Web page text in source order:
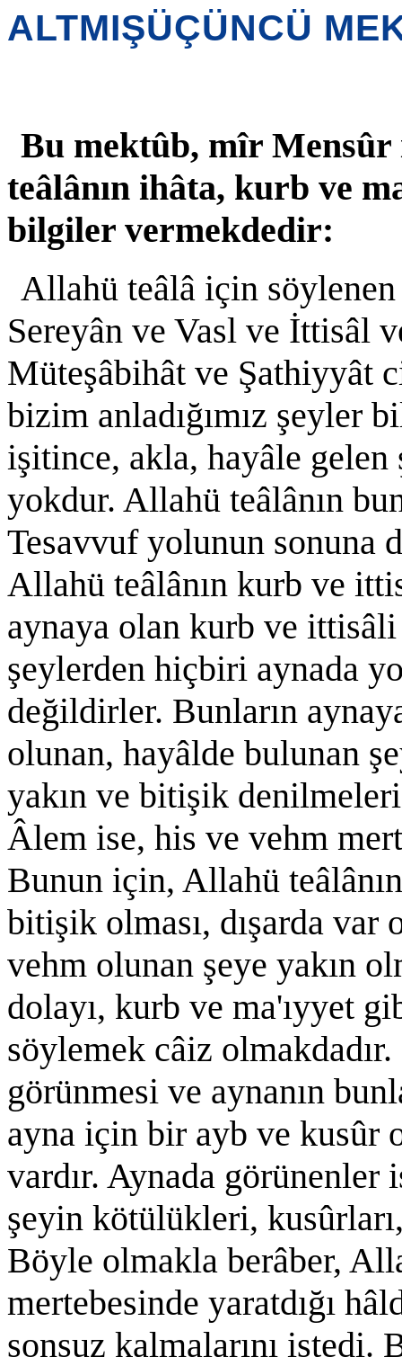
ALTMIŞÜÇÜNCÜ
Bu mektûb, mîr Mensûr
teâlânın ihâta, kurb ve
bilgiler vermekdedir:
Allahü teâlâ için
Sereyân ve Vasl ve İttisâl
Müteşâbihât ve Şathiyyât
bizim anladığımız şeyler
işitince, akla, hayâle
yokdur. Allahü teâlânın
Tesavvuf yolunun sonuna
Allahü teâlânın kurb ve
aynaya olan kurb ve
şeylerden hiçbiri aynada
değildirler. Bunların
olunan, hayâlde bulunan
yakın ve bitişik
Âlem ise, his ve vehm
Bunun için, Allahü
bitişik olması, dışarda var
vehm olunan şeye yakın
dolayı, kurb ve ma'ıyyet
söylemek câiz
görünmesi ve aynanın
ayna için bir ayb ve kusûr
vardır. Aynada görünenler
şeyin kötülükleri,
Böyle olmakla berâber,
mertebesinde yaratdığı
sonsuz kalmalarını istedi.